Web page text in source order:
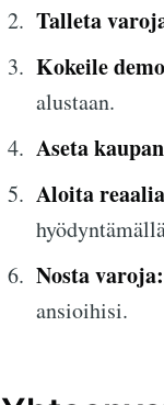
Talleta
Kokeile
alustaan.
Aseta
Aloita
Nosta varoja:
ansioihisi.